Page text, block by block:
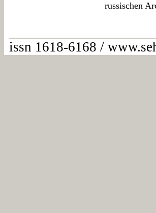
russischen
issn 1618-6168 /